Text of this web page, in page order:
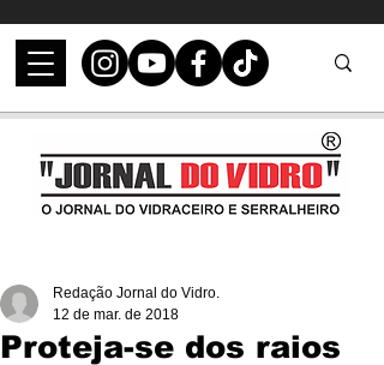
Proteja-se dos raios
Redação Jornal do Vidro.
12 de mar. de 2018